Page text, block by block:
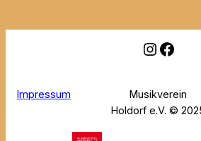
Impressum
Musikverein
Holdorf e.V. ©